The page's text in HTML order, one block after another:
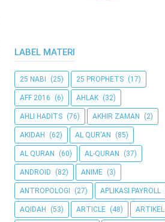
LABEL MATERI
25 NABI (25) 25 PROPHETS (17)
AFF 2016 (6) AHLAK (32)
AHLI HADITS (76) AKHIR ZAMAN (2)
AKIDAH (62) AL QUR'AN (85)
AL QURAN (60) AL-QURAN (37)
ANDROID (82) ANIME (3)
ANTROPOLOGI (27) APLIKASI PAYROLL
AQIDAH (53) ARTICLE (48) ARTIKEL